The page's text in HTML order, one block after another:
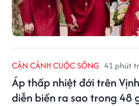
CẬN CẢNH CUỘC SỐNG 41 phút
Áp thấp nhiệt đới trên
diễn biến ra sao trong 48